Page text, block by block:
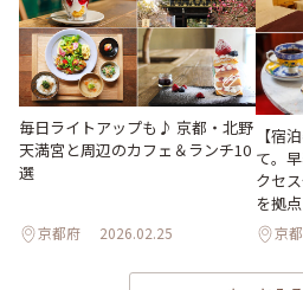
毎日ライトアップも♪ 京都・北野
天満宮と周辺のカフェ＆ランチ10
選
京都府 2026.02.25
【宿
て。
クセ
を拠
京